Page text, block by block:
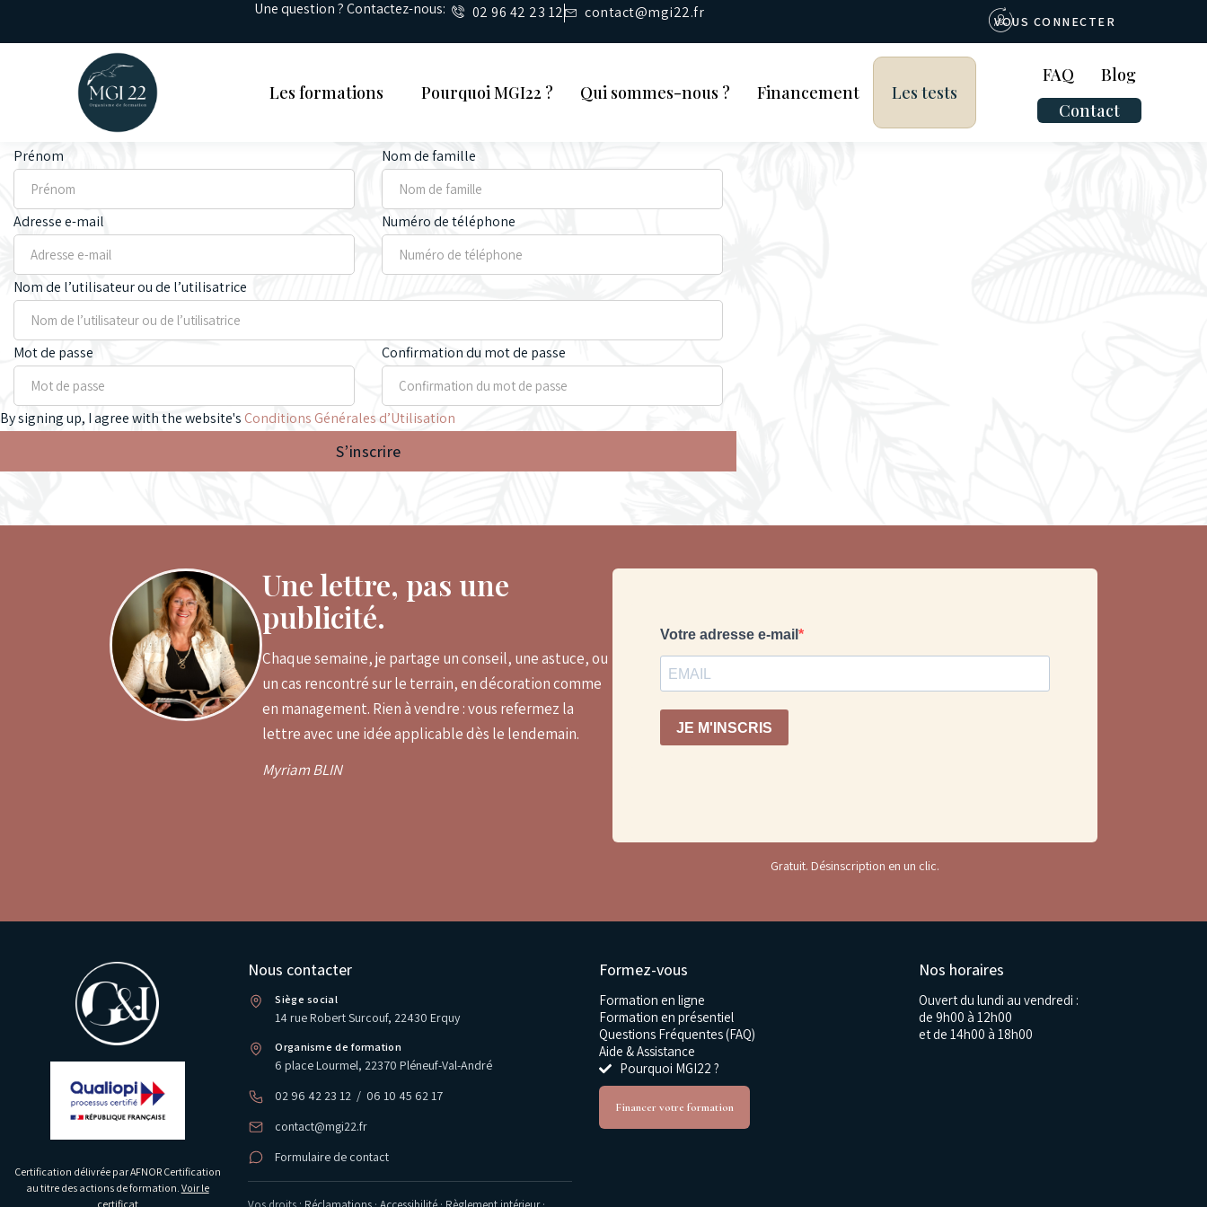
Une question ? Contactez-nous: 02 96 42 23 12 contact@mgi22.fr VOUS CONNECTER
Les formations Pourquoi MGI22 ? Qui sommes-nous ? Financement Les tests
FAQ
Blog
Contact
Prénom Nom de famille
Adresse e-mail Numéro de téléphone
Nom de l’utilisateur ou de l’utilisatrice
Mot de passe Confirmation du mot de passe
By signing up, I agree with the website's Conditions Générales d’Utilisation
S’inscrire
Une lettre, pas une
publicité.
Chaque semaine, je partage un conseil, une astuce, ou
un cas rencontré sur le terrain, en décoration comme
en management. Rien à vendre : vous refermez la
lettre avec une idée applicable dès le lendemain.
Myriam BLIN
Gratuit. Désinscription en un clic.
Certification délivrée par AFNOR Certification
au titre des actions de formation. Voir le
certificat
Nous contacter
Siège social
14 rue Robert Surcouf, 22430 Erquy
Organisme de formation
6 place Lourmel, 22370 Pléneuf-Val-André
02 96 42 23 12 / 06 10 45 62 17
contact@mgi22.fr
Formulaire de contact
Formez-vous
Formation en ligne
Formation en présentiel
Questions Fréquentes (FAQ)
Aide & Assistance
Pourquoi MGI22 ?
Financer votre formation
Nos horaires
Ouvert du lundi au vendredi :
de 9h00 à 12h00
et de 14h00 à 18h00